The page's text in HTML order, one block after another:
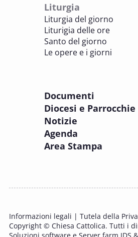
BENI CULTURALI E EDILIZIA DI CULTO
8 OTTOBRE 2025
Incontro online dei
8 OTTOBRE 2025
Corso FC32.5 -
pastorale della salute
PASTORALE DELLA SALUTE
11 OTTOBRE 2025 - 12 OTTOBRE 2025
Tavolo di studio Custodia
Liturgia
Liturgia del giorno
Liturigia delle ore
Santo del giorno
Le opere e i giorni
Documenti
Diocesi e Parrocchie
Notizie
Agenda
Area Stampa
Informazioni legali | Tutela della
Copyright © Chiesa Cattolica. Tutti i
Soluzioni software e Server farm IDS